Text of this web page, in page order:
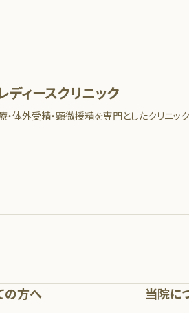
ディースクリニック
・体外受精・顕微授精を専門としたクリニック
の方へ 当院に